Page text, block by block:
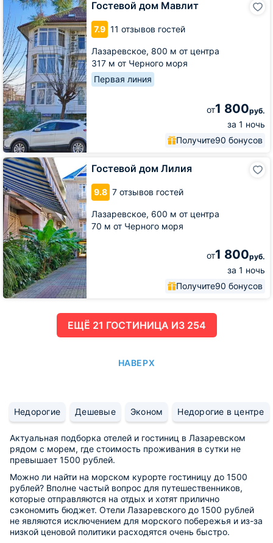
Гостевой дом Мавлит
7.9 11 отзывов гостей
Лазаревское, 800 м от центра
317 м от Черного моря
Первая линия
от1 800руб.
за 1 ночь
Получите90 бонусов
дом
Мавлит
Гостевой дом Лилия
9.8 7 отзывов гостей
Лазаревское, 600 м от центра
70 м от Черного моря
от1 800руб.
за 1 ночь
Получите90 бонусов
Гостевой
дом
Лилия
ЕЩË 21 ГОСТИНИЦА ИЗ 254
НАВЕРХ
Недорогие Дешевые Эконом Недорогие в центре
Актуальная подборка отелей и гостиниц в Лазаревском
рядом с морем, где стоимость проживания в сутки не
превышает 1500 рублей.
Можно ли найти на морском курорте гостиницу до 1500
рублей? Вполне частый вопрос для путешественников,
которые отправляются на отдых и хотят прилично
сэкономить бюджет. Отели Лазаревского до 1500 рублей
не являются исключением для морского побережья и из-за
низкой ценовой политики расходятся очень быстро.